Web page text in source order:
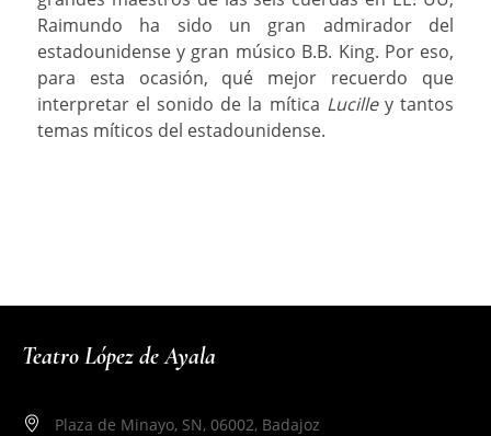
Raimundo ha sido un gran admirador del
estadounidense y gran músico B.B. King. Por eso,
para esta ocasión, qué mejor recuerdo que
interpretar el sonido de la mítica Lucilley tantos
temas míticos del estadounidense.
Teatro López de Ayala
Plaza de Minayo, SN, 06002, Badajoz